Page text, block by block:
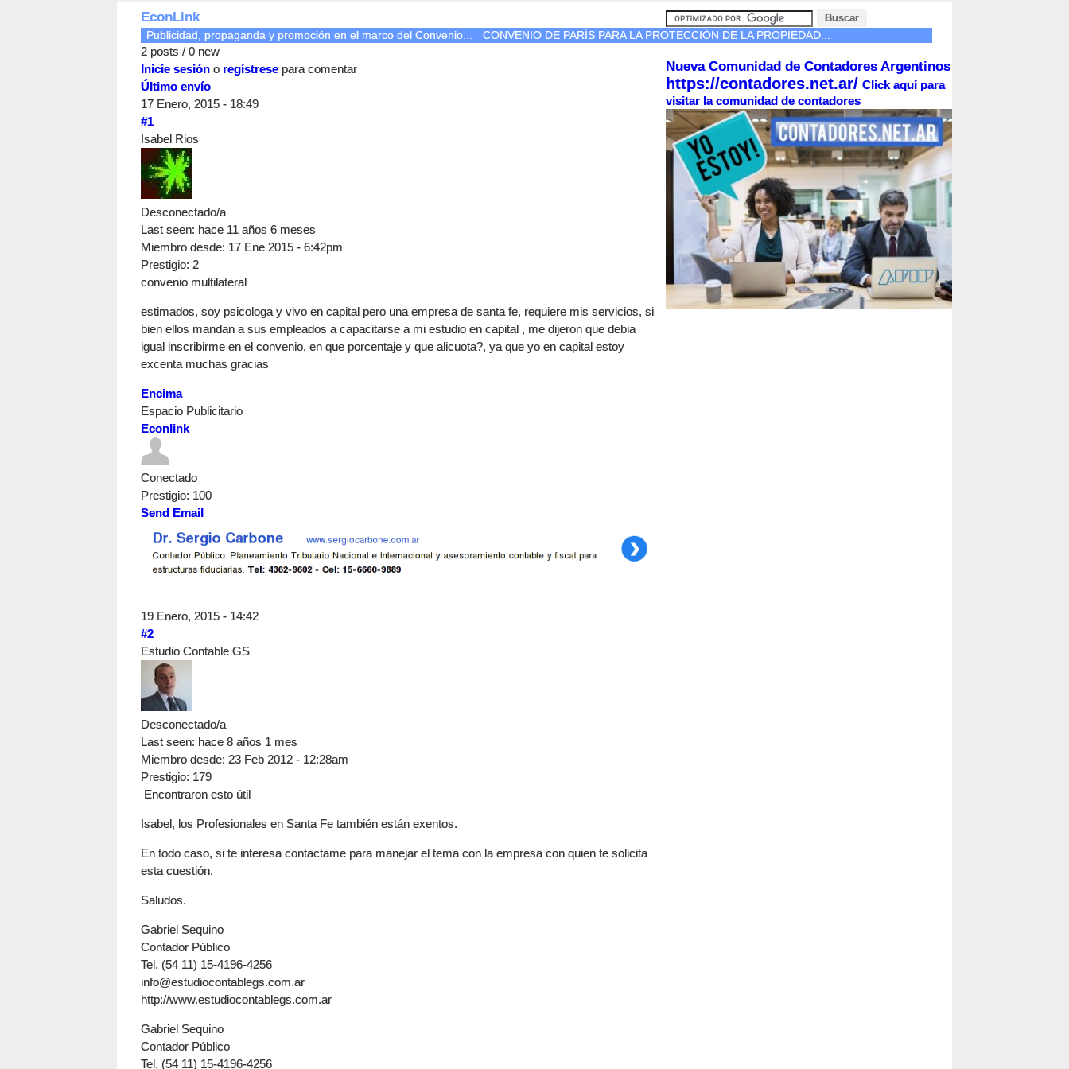
EconLink
Publicidad, propaganda y promoción en el marco del Convenio... CONVENIO DE PARÍS PARA LA PROTECCIÓN DE LA PROPIEDAD...
2 posts / 0 new
Inicie sesión o regístrese para comentar
Último envío
17 Enero, 2015 - 18:49
#1
Isabel Rios
Desconectado/a
Last seen: hace 11 años 6 meses
Miembro desde: 17 Ene 2015 - 6:42pm
Prestigio: 2
convenio multilateral
estimados, soy psicologa y vivo en capital pero una empresa de santa fe, requiere mis servicios, si
bien ellos mandan a sus empleados a capacitarse a mi estudio en capital , me dijeron que debia
igual inscribirme en el convenio, en que porcentaje y que alicuota?, ya que yo en capital estoy
excenta muchas gracias
Encima
Espacio Publicitario
Econlink
Conectado
Prestigio: 100
Send Email
19 Enero, 2015 - 14:42
#2
Estudio Contable GS
Desconectado/a
Last seen: hace 8 años 1 mes
Miembro desde: 23 Feb 2012 - 12:28am
Prestigio: 179
Encontraron esto útil
Isabel, los Profesionales en Santa Fe también están exentos.
En todo caso, si te interesa contactame para manejar el tema con la empresa con quien te solicita
esta cuestión.
Saludos.
Gabriel Sequino
Contador Público
Tel. (54 11) 15-4196-4256
info@estudiocontablegs.com.ar
http://www.estudiocontablegs.com.ar
Gabriel Sequino
Contador Público
Tel. (54 11) 15-4196-4256
Nueva Comunidad de Contadores Argentinos
https://contadores.net.ar/ Click aquí para
visitar la comunidad de contadores